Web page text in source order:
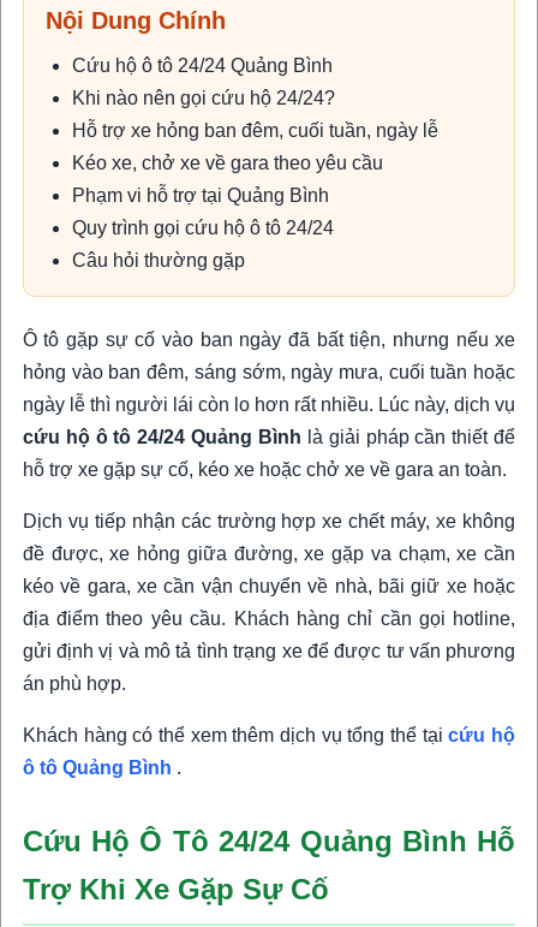
Nội Dung Chính
Cứu hộ ô tô 24/24 Quảng Bình
Khi nào nên gọi cứu hộ 24/24?
Hỗ trợ xe hỏng ban đêm, cuối tuần, ngày lễ
Kéo xe, chở xe về gara theo yêu cầu
Phạm vi hỗ trợ tại Quảng Bình
Quy trình gọi cứu hộ ô tô 24/24
Câu hỏi thường gặp
Ô tô gặp sự cố vào ban ngày đã bất tiện, nhưng nếu xe
hỏng vào ban đêm, sáng sớm, ngày mưa, cuối tuần hoặc
ngày lễ thì người lái còn lo hơn rất nhiều. Lúc này, dịch vụ
cứu hộ ô tô 24/24 Quảng Bình là giải pháp cần thiết để
hỗ trợ xe gặp sự cố, kéo xe hoặc chở xe về gara an toàn.
Dịch vụ tiếp nhận các trường hợp xe chết máy, xe không
đề được, xe hỏng giữa đường, xe gặp va chạm, xe cần
kéo về gara, xe cần vận chuyển về nhà, bãi giữ xe hoặc
địa điểm theo yêu cầu. Khách hàng chỉ cần gọi hotline,
gửi định vị và mô tả tình trạng xe để được tư vấn phương
án phù hợp.
Khách hàng có thể xem thêm dịch vụ tổng thể tạicứu hộ
ô tô Quảng Bình .
Cứu Hộ Ô Tô 24/24 Quảng Bình Hỗ
Trợ Khi Xe Gặp Sự Cố